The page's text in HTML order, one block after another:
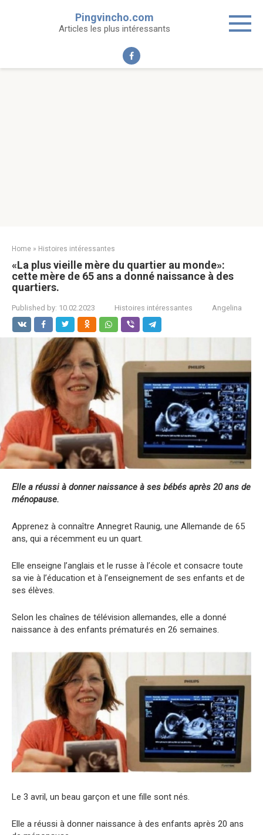
Pingvincho.com
Articles les plus intéressants
Home » Histoires intéressantes
«La plus vieille mère du quartier au monde»:
cette mère de 65 ans a donné naissance à des
quartiers.
Published by: 10.02.2023 Histoires intéressantes Angelina
Elle a réussi à donner naissance à ses bébés après 20 ans de
ménopause.
Apprenez à connaître Annegret Raunig, une Allemande de 65
ans, qui a récemment eu un quart.
Elle enseigne l’anglais et le russe à l’école et consacre toute
sa vie à l’éducation et à l’enseignement de ses enfants et de
ses élèves.
Selon les chaînes de télévision allemandes, elle a donné
naissance à des enfants prématurés en 26 semaines.
Le 3 avril, un beau garçon et une fille sont nés.
Elle a réussi à donner naissance à des enfants après 20 ans